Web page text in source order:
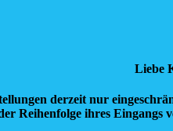
Liebe
derzeit nur
Reihenfolge ihres